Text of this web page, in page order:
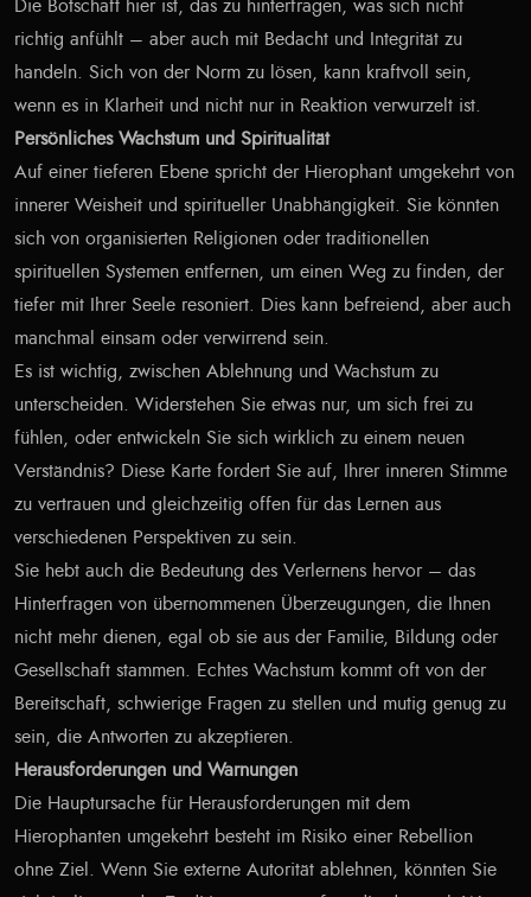
Die Botschaft hier ist, das zu hinterfragen, was sich nicht
richtig anfühlt – aber auch mit Bedacht und Integrität zu
handeln. Sich von der Norm zu lösen, kann kraftvoll sein,
wenn es in Klarheit und nicht nur in Reaktion verwurzelt ist.
Persönliches Wachstum und Spiritualität
Auf einer tieferen Ebene spricht der Hierophant umgekehrt von
innerer Weisheit und spiritueller Unabhängigkeit. Sie könnten
sich von organisierten Religionen oder traditionellen
spirituellen Systemen entfernen, um einen Weg zu finden, der
tiefer mit Ihrer Seele resoniert. Dies kann befreiend, aber auch
manchmal einsam oder verwirrend sein.
Es ist wichtig, zwischen Ablehnung und Wachstum zu
unterscheiden. Widerstehen Sie etwas nur, um sich frei zu
fühlen, oder entwickeln Sie sich wirklich zu einem neuen
Verständnis? Diese Karte fordert Sie auf, Ihrer inneren Stimme
zu vertrauen und gleichzeitig offen für das Lernen aus
verschiedenen Perspektiven zu sein.
Sie hebt auch die Bedeutung des Verlernens hervor – das
Hinterfragen von übernommenen Überzeugungen, die Ihnen
nicht mehr dienen, egal ob sie aus der Familie, Bildung oder
Gesellschaft stammen. Echtes Wachstum kommt oft von der
Bereitschaft, schwierige Fragen zu stellen und mutig genug zu
sein, die Antworten zu akzeptieren.
Herausforderungen und Warnungen
Die Hauptursache für Herausforderungen mit dem
Hierophanten umgekehrt besteht im Risiko einer Rebellion
ohne Ziel. Wenn Sie externe Autorität ablehnen, könnten Sie